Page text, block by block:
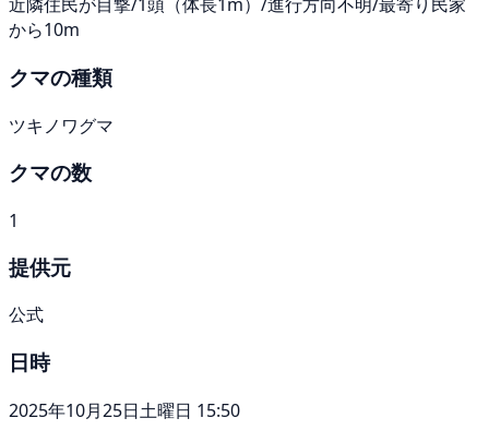
から10m
クマの種類
ツキノワグマ
クマの数
1
提供元
公式
日時
2025年10月25日土曜日 15:50